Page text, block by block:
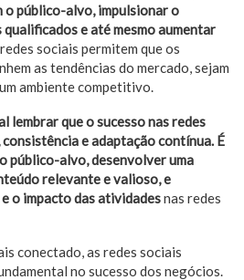
público-alvo, impulsionar o
e até mesmo aumentar
sociais permitem que os
as tendências do mercado, sejam
ambiente competitivo.
lembrar que o sucesso nas redes
e adaptação contínua. É
público-alvo, desenvolver uma
relevante e valioso, e
o impacto das atividadesnas redes
conectado, as redes sociais
no sucesso dos negócios.